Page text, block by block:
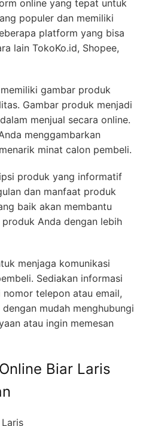
online yang tepat untuk
populer dan memiliki
platform yang bisa
lain TokoKo.id, Shopee,
gambar produk
Gambar produk menjadi
menjual secara online.
menggambarkan
minat calon pembeli.
produk yang informatif
dan manfaat produk
baik akan membantu
Anda dengan lebih
menjaga komunikasi
Sediakan informasi
telepon atau email,
mudah menghubungi
atau ingin memesan
Biar Laris